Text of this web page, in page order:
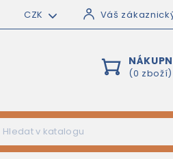
CZK Váš
(0 zboží)